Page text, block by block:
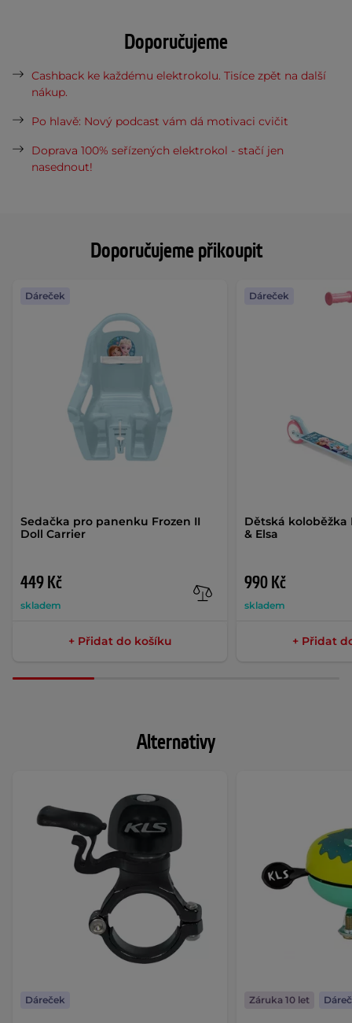
Doporučujeme přikoupit
Sedačka pro panenku Frozen II
Doll Carrier
449 Kč
skladem
Dáreček
+ Přidat do košíku
Dětská koloběžka
& Elsa
990 Kč
skladem
Dáreček
+ Přidat
Doporučujeme
Cashback ke každému elektrokolu. Tisíce zpět na další
nákup.
Po hlavě: Nový podcast vám dá motivaci cvičit
Doprava 100% seřízených elektrokol - stačí jen
nasednout!
Alternativy
Dáreček Záruka 10 let